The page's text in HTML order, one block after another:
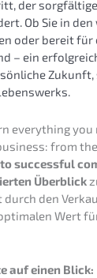
der
Ob Sie in
oder bereit für
– ein
Zukunft,
every­thing you
from the
successful
Überblick
den
Wert
auf einen Blick: